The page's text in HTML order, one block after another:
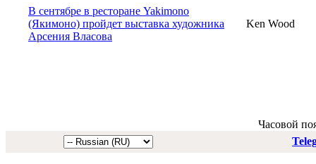
В сентябре в ресторане Yakimono
(Якимоно) пройдет выставка художника
Арсения Власова
Ken Wood
Часовой